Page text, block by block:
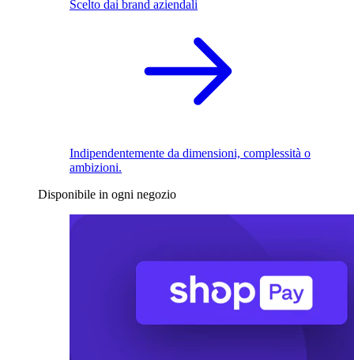
Scelto dai brand aziendali
Indipendentemente da dimensioni, complessità o
ambizioni.
Disponibile in ogni negozio